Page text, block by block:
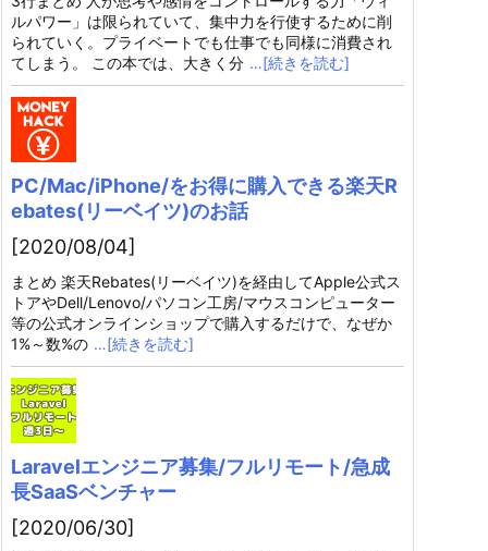
ルパワー」は限られていて、集中力を行使するために削
られていく。プライベートでも仕事でも同様に消費され
てしまう。 この本では、大きく分 …[続きを読む]
PC/Mac/iPhone/をお得に購入できる楽天R
ebates(リーベイツ)のお話
[2020/08/04]
まとめ 楽天Rebates(リーベイツ)を経由してApple公式ス
トアやDell/Lenovo/パソコン工房/マウスコンピューター
等の公式オンラインショップで購入するだけで、なぜか
1%～数%の …[続きを読む]
Laravelエンジニア募集/フルリモート/急成
長SaaSベンチャー
[2020/06/30]